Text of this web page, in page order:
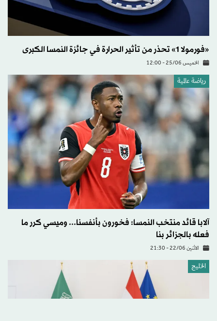
«فورمولا 1» تحذر من تأثير الحرارة في جائزة النمسا الكبرى
الخميس 25/06 - 12:00
رياضة عالمية
آلابا قائد منتخب النمسا: فخورون بأنفسنا... وميسي كرر ما
فعله بالجزائر بنا
الاثنين 22/06 - 21:30
الخليج